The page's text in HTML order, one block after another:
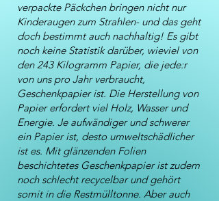
verpackte Päckchen bringen nicht nur
Kinderaugen zum Strahlen- und das geht
doch bestimmt auch nachhaltig! Es gibt
noch keine Statistik darüber, wieviel von
den 243 Kilogramm Papier, die jede:r
von uns pro Jahr verbraucht,
Geschenkpapier ist. Die Herstellung von
Papier erfordert viel Holz, Wasser und
Energie. Je aufwändiger und schwerer
ein Papier ist, desto umweltschädlicher
ist es. Mit glänzenden Folien
beschichtetes Geschenkpapier ist zudem
noch schlecht recycelbar und gehört
somit in die Restmülltonne. Aber auch